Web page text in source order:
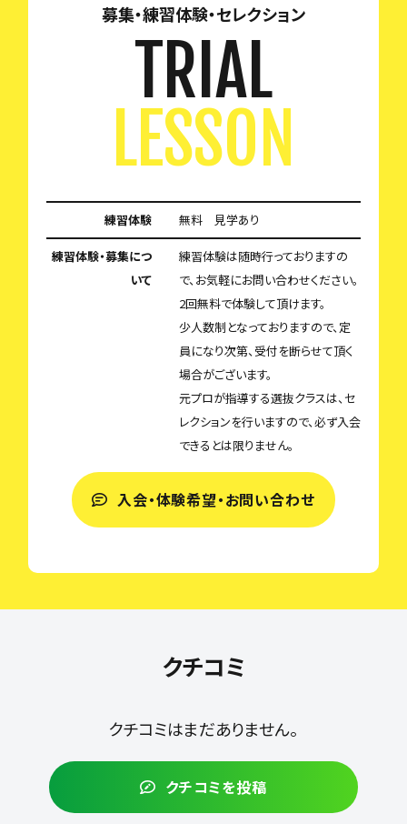
募集・練習体験・セレクション
TRIAL
LESSON
練習体験 無料 見学あり
練習体験・募集につ
いて
練習体験は随時行っておりますの
で、お気軽にお問い合わせください。
2回無料で体験して頂けます。
少人数制となっておりますので、定
員になり次第、受付を断らせて頂く
場合がございます。
元プロが指導する選抜クラスは、セ
レクションを行いますので、必ず入会
できるとは限りません。
入会・体験希望・お問い合わせ
クチコミ
クチコミはまだありません。
クチコミを投稿